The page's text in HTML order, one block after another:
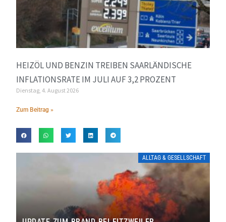
HEIZÖL UND BENZIN TREIBEN SAARLÄNDISCHE
INFLATIONSRATE IM JULI AUF 3,2 PROZENT
Dienstag, 4. August 2026
Zum Beitrag »
ALLTAG & GESELLSCHAFT